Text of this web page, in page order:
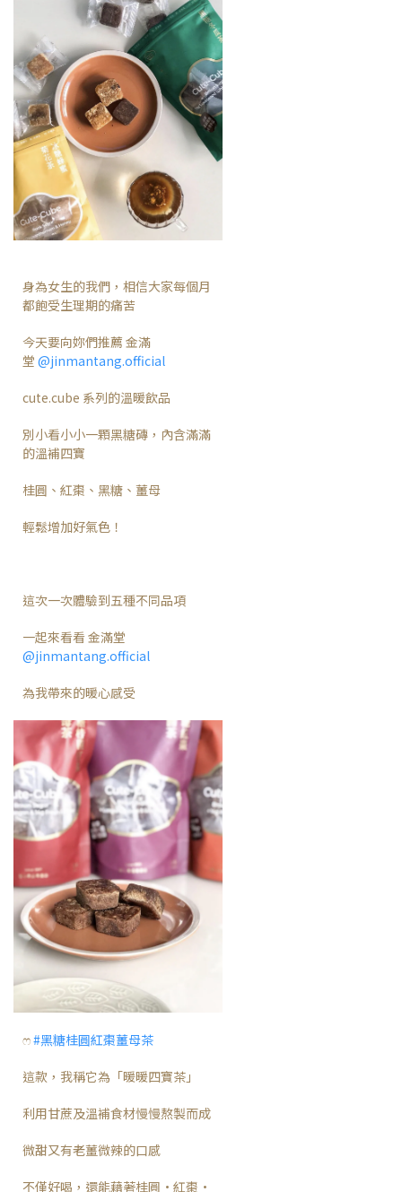
身為女生的我們，相信大家每個月
都飽受生理期的痛苦
今天要向妳們推薦 金滿
堂 @jinmantang.official
cute.cube 系列的溫暖飲品
別小看小小一顆黑糖磚，內含滿滿
的溫補四寶
桂圓、紅棗、黑糖、薑母
輕鬆增加好氣色！
這次一次體驗到五種不同品項
一起來看看 金滿堂
@jinmantang.official
為我帶來的暖心感受
ෆ#黑糖桂圓紅棗薑母茶
這款，我稱它為「暖暖四寶茶」
利用甘蔗及溫補食材慢慢熬製而成
微甜又有老薑微辣的口感
不僅好喝，還能藉著桂圓·紅棗·